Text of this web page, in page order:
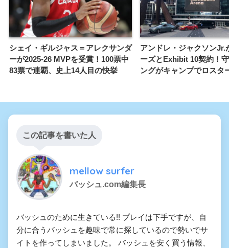
シェイ・ギルジャス＝アレクサンダ
ーが2025-26 MVPを受賞！100票中
83票で連覇、史上14人目の快挙
アンドレ・ジャクソンJr.
ーズとExhibit 10契約！
ングがキャンプでロスタ
この記事を書いた人
mellow surfer
バッシュ.com編集長
バッシュのために生きている!! プレイは下手ですが、自
分に合うバッシュを趣味で常に探しているので勢いでサ
イトを作ってしまいました。 バッシュを安く買う情報、